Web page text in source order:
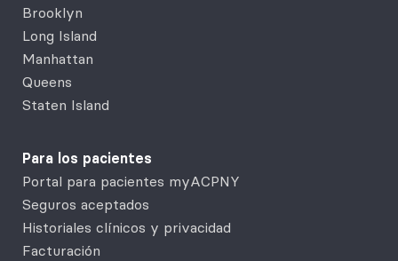
Brooklyn
Long Island
Manhattan
Queens
Staten Island
Para los pacientes
Portal para pacientes myACPNY
Seguros aceptados
Historiales clínicos y privacidad
Facturación